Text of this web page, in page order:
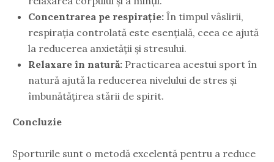
Concentrarea pe respirație: În timpul vâslirii,
respirația controlată este esențială, ceea ce ajută
la reducerea anxietății și stresului.
Relaxare în natură: Practicarea acestui sport în
natură ajută la reducerea nivelului de stres și
îmbunătățirea stării de spirit.
Concluzie
Sporturile sunt o metodă excelentă pentru a reduce